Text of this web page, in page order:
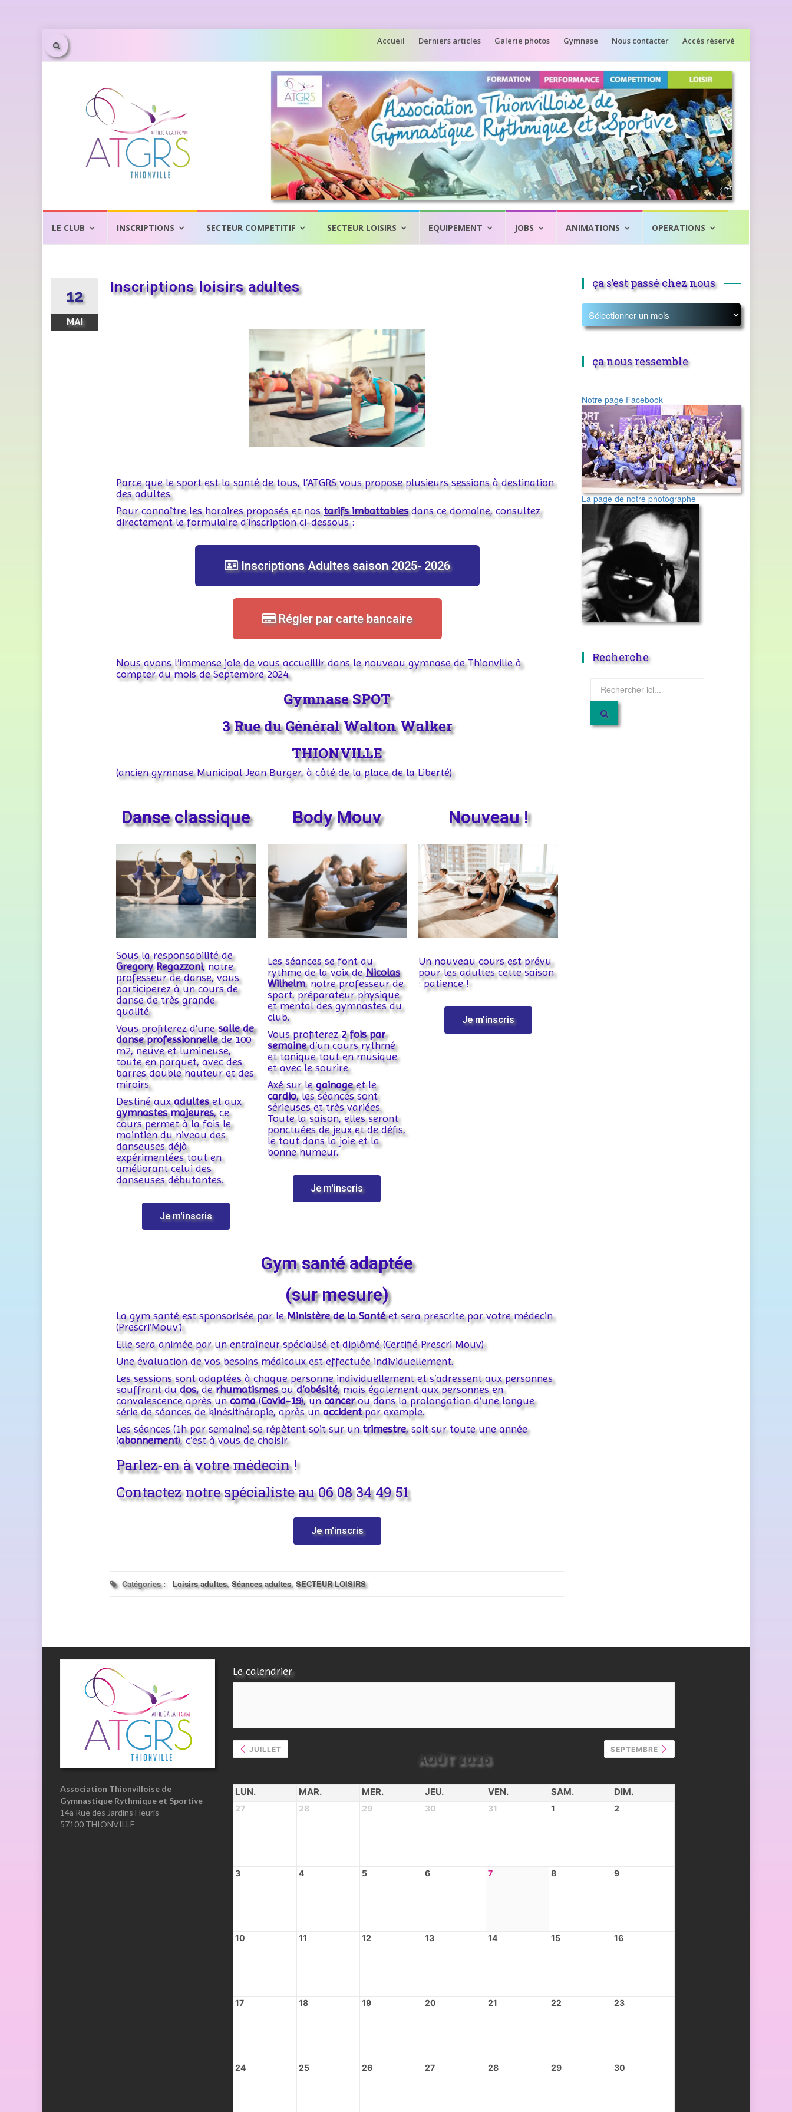
Accueil Derniers articles Galerie photos Gymnase Nous contacter Accès réservé
LE CLUB INSCRIPTIONS SECTEUR COMPETITIF SECTEUR LOISIRS EQUIPEMENT JOBS ANIMATIONS OPERATIONS
12
MAI
Inscriptions loisirs adultes
Parce que le sport est la santé de tous, l’ATGRS vous propose plusieurs sessions à destination
des adultes.
Pour connaître les horaires proposés et nostarifs imbattablesdans ce domaine, consultez
directement le formulaire d’inscription ci-dessous :
Inscriptions Adultes saison 2025- 2026
Régler par carte bancaire
Nous avons l’immense joie de vous accueillir dans le nouveau gymnase de Thionville à
compter du mois de Septembre 2024.
Gymnase SPOT
3 Rue du Général Walton Walker
THIONVILLE
(ancien gymnase Municipal Jean Burger, à côté de la place de la Liberté)
Danse classique
Sous la responsabilité de
Gregory Regazzoni, notre
professeur de danse, vous
participerez à un cours de
danse de très grande
qualité.
Vous profiterez d’unesalle de
danse professionnellede 100
m2, neuve et lumineuse,
toute en parquet, avec des
barres double hauteur et des
miroirs.
Destiné auxadulteset aux
gymnastes majeures, ce
cours permet à la fois le
maintien du niveau des
danseuses déjà
expérimentées tout en
améliorant celui des
danseuses débutantes.
Je m'inscris
Body Mouv
Les séances se font au
rythme de la voix deNicolas
Wilhelm, notre professeur de
sport, préparateur physique
et mental des gymnastes du
club.
Vous profiterez2 fois par
semained’un cours rythmé
et tonique tout en musique
et avec le sourire.
Axé sur legainageet le
cardio, les séances sont
sérieuses et très variées.
Toute la saison, elles seront
ponctuées de jeux et de défis,
le tout dans la joie et la
bonne humeur.
Je m'inscris
Nouveau !
Un nouveau cours est prévu
pour les adultes cette saison
: patience !
Je m'inscris
Gym santé adaptée
(sur mesure)
La gym santé est sponsorisée par leMinistère de la Santéet sera prescrite par votre médecin
(Prescri’Mouv’).
Elle sera animée par un entraîneur spécialisé et diplômé (Certifié Prescri Mouv)
Une évaluation de vos besoins médicaux est effectuée individuellement.
Les sessions sont adaptées à chaque personne individuellement et s’adressent aux personnes
souffrant dudos,derhumatismesoud’obésité, mais également aux personnes en
convalescence après uncoma(Covid-19), uncancerou dans la prolongation d’une longue
série de séances de kinésithérapie, après unaccidentpar exemple.
Les séances (1h par semaine) se répètent soit sur untrimestre, soit sur toute une année
(abonnement), c’est à vous de choisir.
Parlez-en à votre médecin !
Contactez notre spécialiste au 06 08 34 49 51
Je m'inscris
Catégories : Loisirs adultes, Séances adultes, SECTEUR LOISIRS
ça s’est passé chez nous
ça nous ressemble
Notre page Facebook
La page de notre photographe
Recherche
Association Thionvilloise de
Gymnastique Rythmique et Sportive
14a Rue des Jardins Fleuris
57100 THIONVILLE
Le calendrier
JUILLET
AOÛT 2026
SEPTEMBRE
LUN. MAR. MER. JEU. VEN. SAM. DIM.
27 28 29 30 31 1 2
3 4 5 6 7 8 9
10 11 12 13 14 15 16
17 18 19 20 21 22 23
24 25 26 27 28 29 30